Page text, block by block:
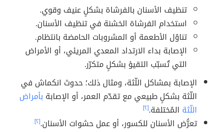
تنظيف الأسنان بالفرشاة بشكلٍ عنيف وقوي.
استخدام الفرشاة الخشنة في تنظيف الأسنان.
تناوُل الأطعمة أو المشروبات الحامضة بانتظام.
الإصابة بداء الارتداد المعدي المريئي، أو الأمراض
التي تُسبّب التقيؤ بشكلٍ متكرّر.
الإصابة بمشاكل اللّثة، ومثال ذلك؛ حدوث انكماش في
اللّثة بشكلٍ طبيعي مع تقدّم العمر، أو الإصابة بأمراض
اللّثة المُختلفة.[٢]
تعرُّض الأسنان للكسور، أو عمل حشوات الأسنان.[٢]